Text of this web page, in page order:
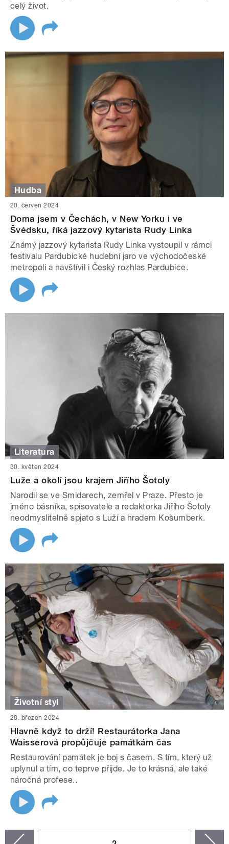
celý život.
Hudba
20. červen 2024
Doma jsem v Čechách, v New Yorku i ve
Švédsku, říká jazzový kytarista Rudy Linka
Známý jazzový kytarista Rudy Linka vystoupil v rámci
festivalu Pardubické hudební jaro ve východočeské
metropoli a navštívil i Český rozhlas Pardubice.
Literatura
30. květen 2024
Luže a okolí jsou krajem Jiřího Šotoly
Narodil se ve Smidarech, zemřel v Praze. Přesto je
jméno básníka, spisovatele a redaktorka Jiřího Šotoly
neodmyslitelně spjato s Luží a hradem Košumberk.
Životní styl
28. březen 2024
Hlavně když to drží! Restaurátorka Jana
Waisserová propůjčuje památkám čas
Restaurování památek je boj s časem. S tím, který už
uplynul a tím, co teprve přijde. Je to krásná, ale také
náročná profese..